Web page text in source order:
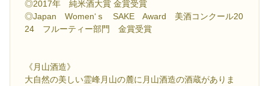
◎2017年 純米酒大賞 金賞受賞
◎Japan Women‘ｓ SAKE Award 美酒コンクール20
24 フルーティー部門 金賞受賞
《月山酒造》
大自然の美しい霊峰月山の麓に月山酒造の酒蔵がありま